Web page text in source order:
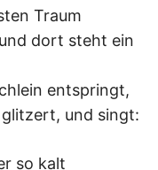
I
L
K
&
Traum
dort steht ein
entspringt,
und singt:
so kalt